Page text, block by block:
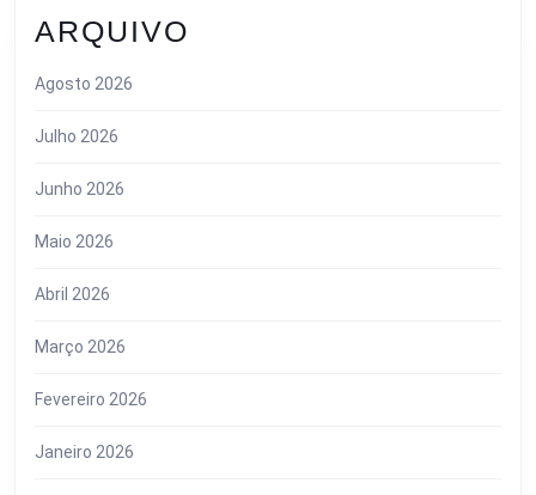
ARQUIVO
Agosto 2026
Julho 2026
Junho 2026
Maio 2026
Abril 2026
Março 2026
Fevereiro 2026
Janeiro 2026